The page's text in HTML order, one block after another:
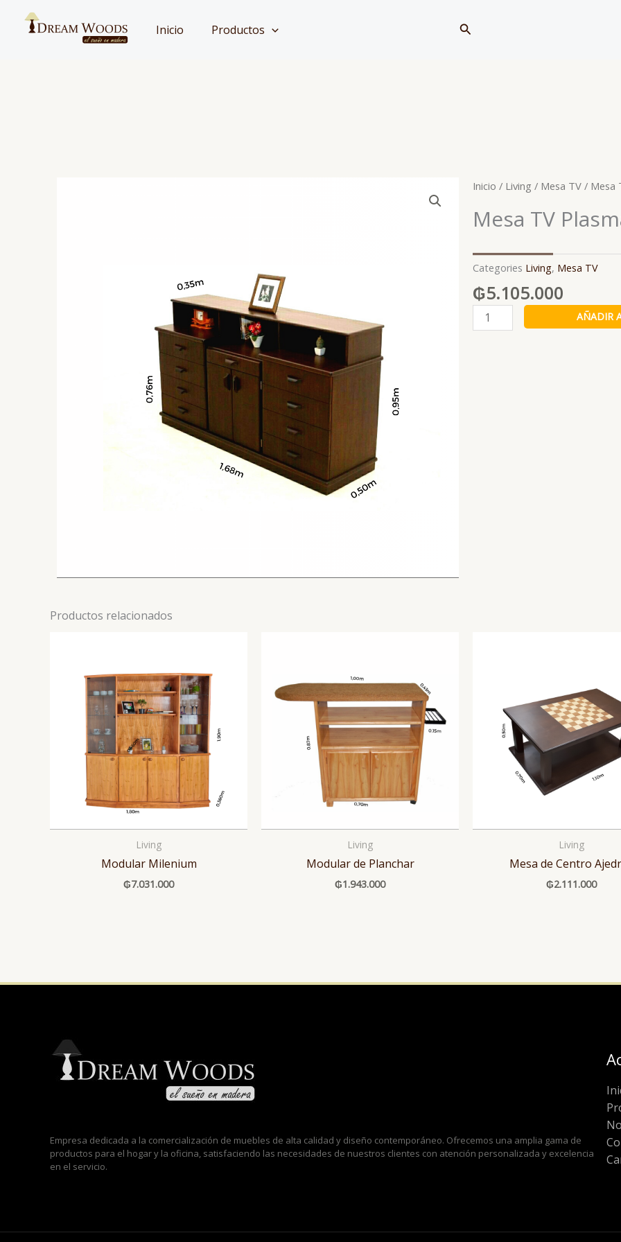
Inicio Productos Buscar
Inicio / Living / Mesa TV / Mesa
Mesa TV
Categories Living, Mesa TV
₲5.105.000
Mesa
TV
AÑADIR
Productos relacionados
Living
Modular Milenium
₲7.031.000
Living
Modular de Planchar
₲1.943.000
Living
Mesa de Centro
₲2.111.000
Empresa dedicada a la comercialización de muebles de alta calidad y diseño contemporáneo. Ofrecemos una amplia gama de
productos para el hogar y la oficina, satisfaciendo las necesidades de nuestros clientes con atención personalizada y excelencia
en el servicio.